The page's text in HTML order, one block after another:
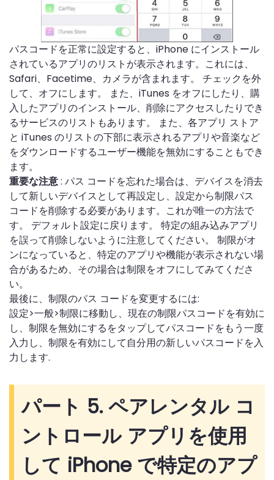
パスコードを正常に設定すると、iPhone にインストール
されているアプリのリストが表示されます。これには、
Safari、Facetime、カメラが含まれます。 チェックを外
して、オフにします。 また、iTunes をオフにしたり、購
入したアプリのインストール、削除にアクセスしたりでき
るサービスのリストもあります。 また、各アプリ ストア
と iTunes のリストの下部に表示されるアプリや音楽など
をダウンロードするユーザー機能を無効にすることもでき
ます。
重要な注意 : パス コードを忘れた場合は、デバイスを消去
して新しいデバイスとして再設定し、設定から制限パス
コードを削除する必要があります。これが唯一の方法で
す。 デフォルト設定に戻ります。 特定の組み込みアプリ
を誤って削除しないように注意してください。 制限がオ
ンになっていると、特定のアプリや機能が表示されない場
合があるため、その場合は制限をオフにしてみてくださ
い。
最後に、制限のパス コードを変更するには:
設定>一般>制限に移動し、現在の制限パスコードを有効に
し、制限を無効にするをタップしてパスコードをもう一度
入力し、制限を有効にして自分用の新しいパスコードを入
力します.
パート 5. ペアレンタル コ
ントロール アプリを使用
して iPhone で特定のアプ